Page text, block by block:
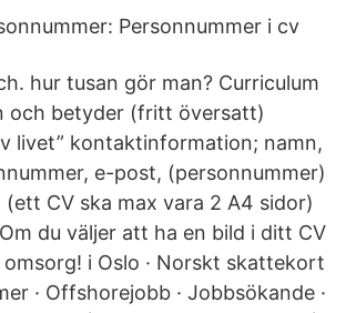
Personnummer i cv
hur tusan gör man? Curriculum
och betyder (fritt översatt)
livet” kontaktinformation; namn,
e-post, (personnummer)
CV ska max vara 2 A4 sidor)
du väljer att ha en bild i ditt CV
omsorg! i Oslo · Norskt skattekort
· Offshorejobb · Jobbsökande ·